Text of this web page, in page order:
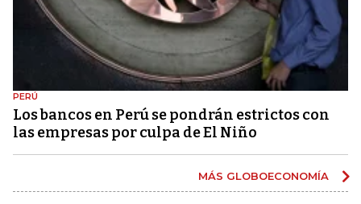
PERÚ
Los bancos en Perú se pondrán estrictos con
las empresas por culpa de El Niño
MÁS GLOBOECONOMÍA